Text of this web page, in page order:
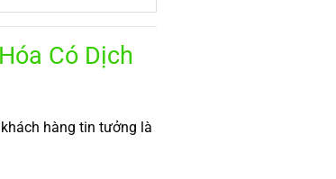
Có Dịch
hàng tin tưởng là